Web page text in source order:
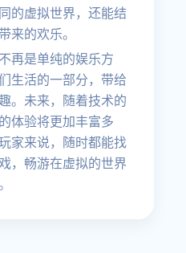
的虚拟世界，还能结
来的欢乐。
再是单纯的娱乐方
生活的一部分，带给
。未来，随着技术的
体验将更加丰富多
家来说，随时都能找
，畅游在虚拟的世界